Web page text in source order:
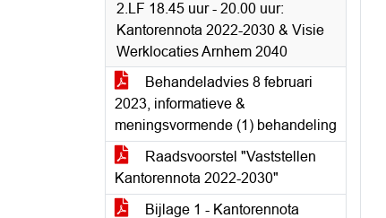
2.LF 18.45 uur - 20.00 uur:
Kantorennota 2022-2030 & Visie
Werklocaties Arnhem 2040
Behandeladvies 8 februari
2023, informatieve &
meningsvormende (1) behandeling
Raadsvoorstel "Vaststellen
Kantorennota 2022-2030"
Bijlage 1 - Kantorennota